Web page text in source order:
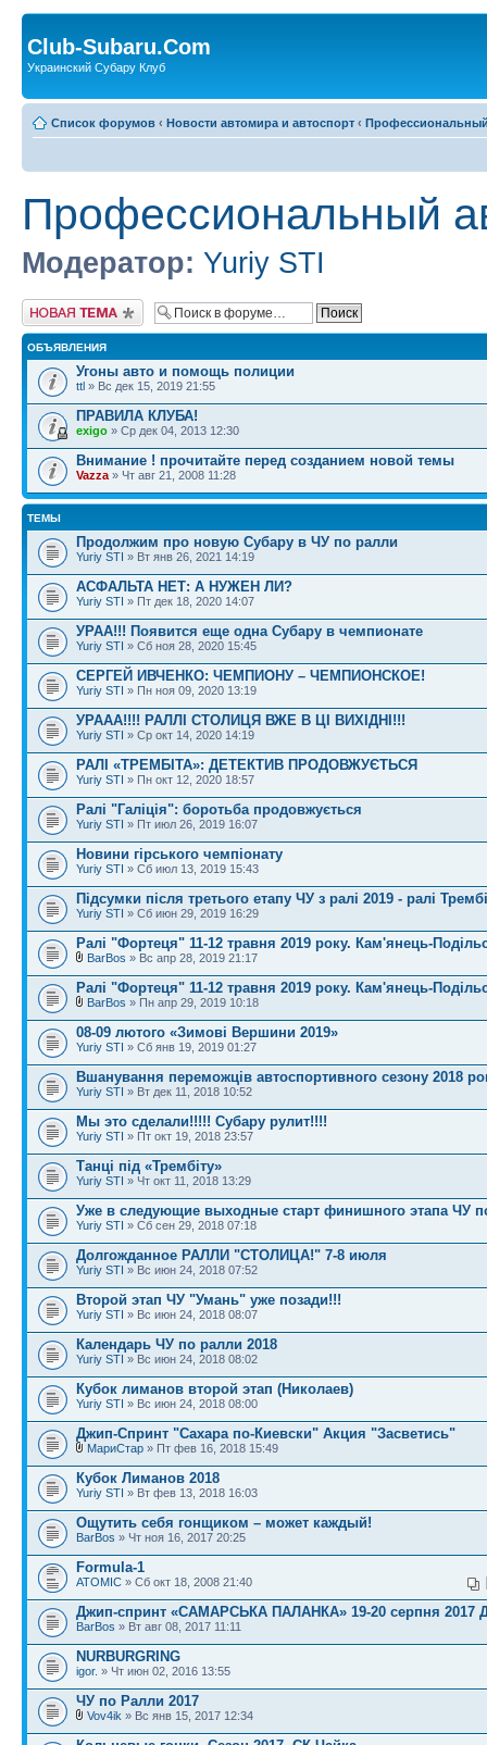
Club-Subaru.Com
Украинский Субару Клуб
Список форумов ‹ Новости автомира и автоспорт ‹
Профессиональный
Модератор: Yuriy STI
Новая тема
ОБЪЯВЛЕНИЯ
Угоны авто и помощь полиции
ttl » Вс дек 15, 2019 21:55
ПРАВИЛА КЛУБА!
exigo » Ср дек 04, 2013 12:30
Внимание ! прочитайте перед созданием новой темы
Vazza » Чт авг 21, 2008 11:28
ТЕМЫ
Продолжим про новую Субару в ЧУ по ралли
Yuriy STI » Вт янв 26, 2021 14:19
АСФАЛЬТА НЕТ: А НУЖЕН ЛИ?
Yuriy STI » Пт дек 18, 2020 14:07
УРАА!!! Появится еще одна Субару в чемпионате
Yuriy STI » Сб ноя 28, 2020 15:45
СЕРГЕЙ ИВЧЕНКО: ЧЕМПИОНУ – ЧЕМПИОНСКОЕ!
Yuriy STI » Пн ноя 09, 2020 13:19
УРААА!!!! РАЛЛІ СТОЛИЦЯ ВЖЕ В ЦІ ВИХІДНІ!!!
Yuriy STI » Ср окт 14, 2020 14:19
РАЛІ «ТРЕМБІТА»: ДЕТЕКТИВ ПРОДОВЖУЄТЬСЯ
Yuriy STI » Пн окт 12, 2020 18:57
Ралі "Галіція": боротьба продовжується
Yuriy STI » Пт июл 26, 2019 16:07
Новини гірського чемпіонату
Yuriy STI » Сб июл 13, 2019 15:43
Підсумки після третього етапу ЧУ з ралі 2019 - ралі
Yuriy STI » Сб июн 29, 2019 16:29
Ралі "Фортеця" 11-12 травня 2019 року. Кам'янець-
BarBos » Вс апр 28, 2019 21:17
Ралі "Фортеця" 11-12 травня 2019 року. Кам'янець-
BarBos » Пн апр 29, 2019 10:18
08-09 лютого «Зимові Вершини 2019»
Yuriy STI » Сб янв 19, 2019 01:27
Вшанування переможців автоспортивного сезону 2018
Yuriy STI » Вт дек 11, 2018 10:52
Мы это сделали!!!!! Субару рулит!!!!
Yuriy STI » Пт окт 19, 2018 23:57
Танці під «Трембіту»
Yuriy STI » Чт окт 11, 2018 13:29
Уже в следующие выходные старт финишного этапа ЧУ
Yuriy STI » Сб сен 29, 2018 07:18
Долгожданное РАЛЛИ "СТОЛИЦА!" 7-8 июля
Yuriy STI » Вс июн 24, 2018 07:52
Второй этап ЧУ "Умань" уже позади!!!
Yuriy STI » Вс июн 24, 2018 08:07
Календарь ЧУ по ралли 2018
Yuriy STI » Вс июн 24, 2018 08:02
Кубок лиманов второй этап (Николаев)
Yuriy STI » Вс июн 24, 2018 08:00
Джип-Спринт "Сахара по-Киевски" Акция "Засветись"
МариСтар » Пт фев 16, 2018 15:49
Кубок Лиманов 2018
Yuriy STI » Вт фев 13, 2018 16:03
Ощутить себя гонщиком – может каждый!
BarBos » Чт ноя 16, 2017 20:25
Formula-1
ATOMIC » Сб окт 18, 2008 21:40
Джип-спринт «САМАРСЬКА ПАЛАНКА» 19-20 серпня 2017
BarBos » Вт авг 08, 2017 11:11
NURBURGRING
igor. » Чт июн 02, 2016 13:55
ЧУ по Ралли 2017
Vov4ik » Вс янв 15, 2017 12:34